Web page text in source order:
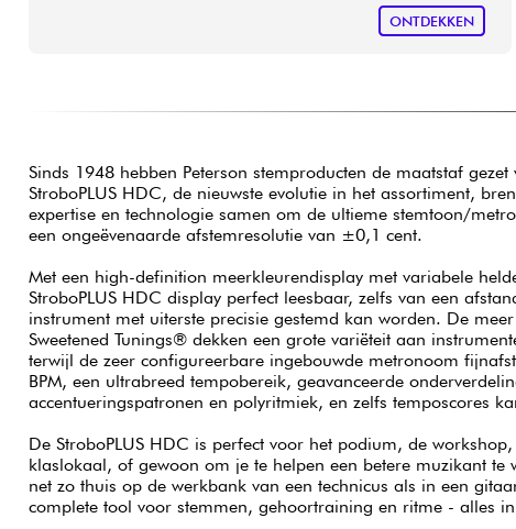
ONTDEKKEN
Sinds 1948 hebben Peterson stemproducten de maatstaf
StroboPLUS HDC, de nieuwste evolutie in het assortiment,
expertise en technologie samen om de ultieme stemtoon/
een ongeëvenaarde afstemresolutie van ±0,1 cent.
Met een high-definition meerkleurendisplay met variabele
StroboPLUS HDC display perfect leesbaar, zelfs van een
instrument met uiterste precisie gestemd kan worden. De
Sweetened Tunings® dekken een grote variëteit aan
terwijl de zeer configureerbare ingebouwde metronoom
BPM, een ultrabreed tempobereik, geavanceerde
accentueringspatronen en polyritmiek, en zelfs temposcores
De StroboPLUS HDC is perfect voor het podium, de
klaslokaal, of gewoon om je te helpen een betere muzikant te
net zo thuis op de werkbank van een technicus als in een
complete tool voor stemmen, gehoortraining en ritme - alles